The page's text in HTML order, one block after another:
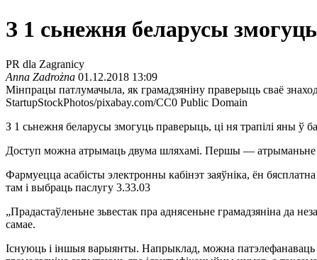
З 1 сьнежня беларусы
PR dla Zagranicy
Anna Zadrożna 01.12.2018 13:09
Мінпрацы патлумачыла, як грамадзяніну праверыць сваё
StartupStockPhotos/pixabay.com/CC0 Public Domain
З 1 сьнежня беларусы змогуць праверыць, ці ня трапілі яны ў
Доступ можна атрымаць двума шляхамі. Першы — атрыманьне
Фармуецца асабісты электронны кабінэт заяўніка, ён
там і выбраць паслугу 3.33.03
„Прадастаўленьне зьвестак пра аднясеньне грамадзяніна да
самае.
Існуюць і іншыя варыянты. Напрыклад, можна патэлефанаваць